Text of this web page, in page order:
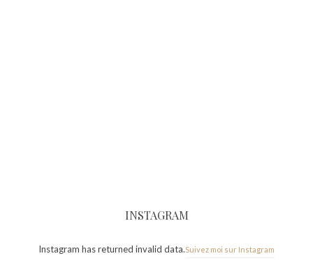
INSTAGRAM
Instagram has returned invalid data.Suivez moi sur Instagram